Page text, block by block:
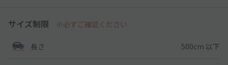
サイズ制限 ※必ずご確認ください
長さ 500cm 以下